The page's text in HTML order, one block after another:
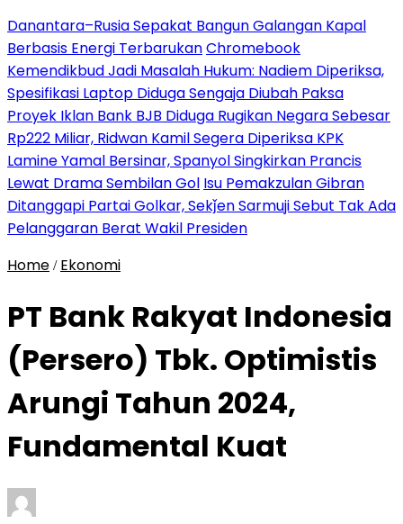
Danantara–Rusia Sepakat Bangun Galangan Kapal
Berbasis Energi TerbarukanChromebook
Kemendikbud Jadi Masalah Hukum: Nadiem Diperiksa,
Spesifikasi Laptop Diduga Sengaja Diubah Paksa
Proyek Iklan Bank BJB Diduga Rugikan Negara Sebesar
Rp222 Miliar, Ridwan Kamil Segera Diperiksa KPK
Lamine Yamal Bersinar, Spanyol Singkirkan Prancis
Lewat Drama Sembilan Gol Isu Pemakzulan Gibran
Ditanggapi Partai Golkar, Sekǰen Sarmuji Sebut Tak Ada
Pelanggaran Berat Wakil Presiden
Home / Ekonomi
PT Bank Rakyat Indonesia
(Persero) Tbk. Optimistis
Arungi Tahun 2024,
Fundamental Kuat